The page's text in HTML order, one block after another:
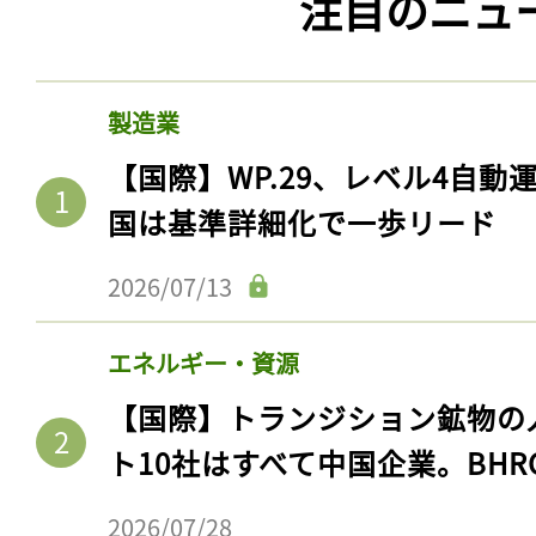
製造業
【国際】WP.29、レベル4自動
国は基準詳細化で一歩リード
2026/07/13
エネルギー・資源
【国際】トランジション鉱物
ト10社はすべて中国企業。
2026/07/28